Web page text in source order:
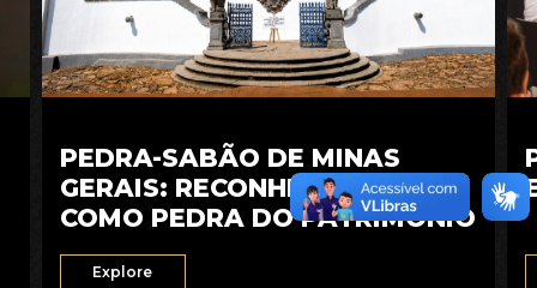
PEDRA-SABÃO DE MINAS
GERAIS: RECONHECIMENTO
COMO PEDRA DO PATRIMÔNIO
Explore